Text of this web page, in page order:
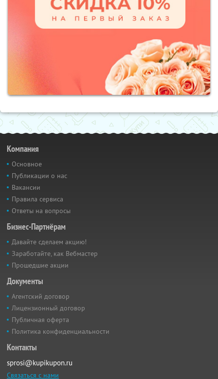
Компания
Основное
Публикации о нас
Вакансии
Правила сервиса
Ответы на вопросы
Бизнес-Партнёрам
Давайте сделаем акцию!
Заработайте, как Вебмастер
Прошедшие акции
Документы
Агентский договор
Лицензионный договор
Публичная оферта
Политика конфиденциальности
Контакты
sprosi@kupikupon.ru
Связаться с нами